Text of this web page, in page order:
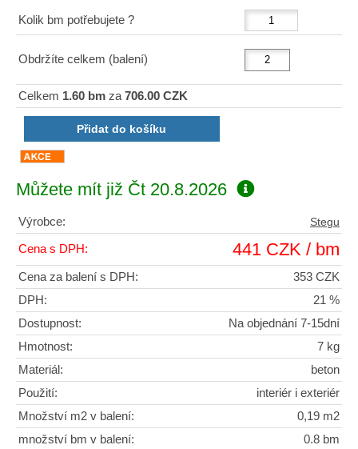
Kolik bm potřebujete ?
Obdržíte celkem (balení)
Celkem 1.60 bm za706.00 CZK
Můžete mít již Čt 20.8.2026
Výrobce: Stegu
Cena s DPH: 441 CZK / bm
Cena za balení s DPH:
353 CZK
DPH:
21 %
Dostupnost:
Na objednání 7-15dní
Hmotnost:
7 kg
Materiál:
beton
Použití:
interiér i exteriér
Množství m2 v balení:
0,19 m2
množství bm v balení:
0.8 bm